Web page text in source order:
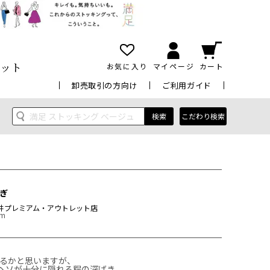
ト お気に入り マイページ カート
卸売取引の方向け ご利用ガイド
検索 こだわり検索
プレミアム・アウトレット店
かと思いますが、